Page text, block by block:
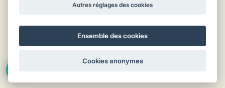
Autres réglages des cookies
Ensemble des cookies
Cookies anonymes